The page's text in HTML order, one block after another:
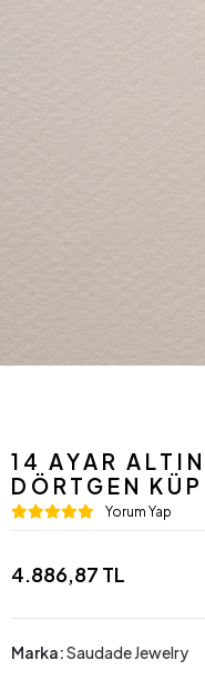
14 AYAR
DÖRTGEN
Yorum Yap
4.886,87 TL
Marka:Saudade Jewelry